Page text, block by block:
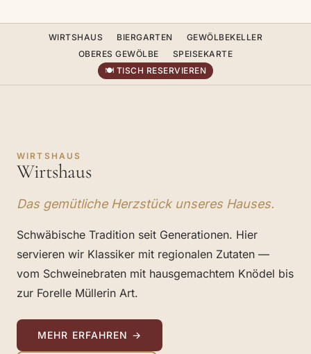
WIRTSHAUS BIERGARTEN
GEWÖLBEKELLER
OBERES GEWÖLBE
SPEISEKARTE
🍽 TISCH RESERVIEREN
WIRTSHAUS
Wirtshaus
Das gemütliche Herzstück unseres Hauses.
Schwäbische Tradition seit Generationen. Hier
servieren wir Klassiker mit regionalen Zutaten —
vom Schweinebraten mit hausgemachtem Knödel bis
zur Forelle Müllerin Art.
MEHR ERFAHREN →